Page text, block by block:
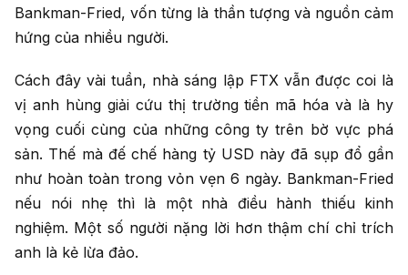
Bankman-Fried, vốn từng là thần tượng và nguồn cảm
hứng của nhiều người.
Cách đây vài tuần, nhà sáng lập FTX vẫn được coi là
vị anh hùng giải cứu thị trường tiền mã hóa và là hy
vọng cuối cùng của những công ty trên bờ vực phá
sản. Thế mà đế chế hàng tỷ USD này đã sụp đổ gần
như hoàn toàn trong vỏn vẹn 6 ngày. Bankman-Fried
nếu nói nhẹ thì là một nhà điều hành thiếu kinh
nghiệm. Một số người nặng lời hơn thậm chí chỉ trích
anh là kẻ lừa đảo.